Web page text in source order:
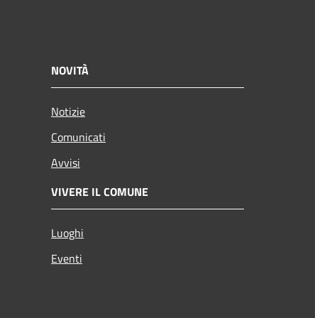
NOVITÀ
Notizie
Comunicati
Avvisi
VIVERE IL COMUNE
Luoghi
Eventi